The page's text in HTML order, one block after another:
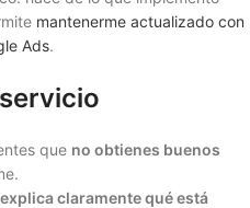
mantenerme actualizado con
Ads.
que no obtienes buenos
claramente qué está